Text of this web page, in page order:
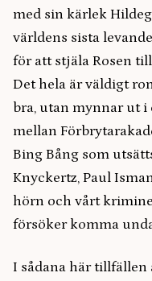
med sin kärlek
världens sista
för att stjäla Rosen
Det hela är väldigt
bra, utan mynnar ut
mellan
Bing Bång som
Knyckertz, Paul
hörn och vårt
försöker komma
I sådana här